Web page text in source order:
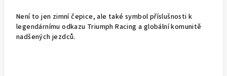
Není to jen zimní čepice, ale také symbol příslušnosti k
legendárnímu odkazu Triumph Racing a globální komunitě
nadšených jezdců.